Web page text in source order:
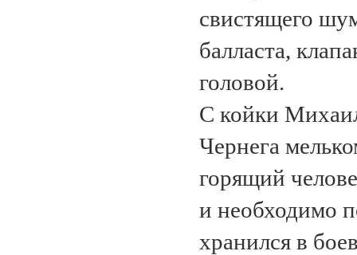
свистящего
балласта,
головой.
С койки
Чернега
горящий
и необходимо
хранился в